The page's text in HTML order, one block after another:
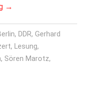
→
, DDR, Gerhard
, Lesung,
, Sören Marotz,